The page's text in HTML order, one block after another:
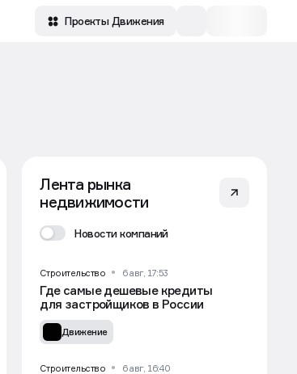
Проекты Движения
Лента рынка
недвижимости
Новости компаний
Строительство 6 авг, 17:53
Где самые дешевые кредиты
для застройщиков в России
Движение
Строительство 6 авг, 16:40